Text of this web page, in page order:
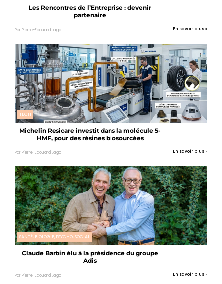
Les Rencontres de l’Entreprise : devenir
partenaire
Par Pierre-Edouard Laigo En savoir plus »
TECH
Michelin Resicare investit dans la molécule 5-
HMF, pour des résines biosourcées
Par Pierre-Edouard Laigo En savoir plus »
SANTÉ, BIOLOGIE, PSYCHO, SOCIAL
Claude Barbin élu à la présidence du groupe
Adis
Par Pierre-Edouard Laigo En savoir plus »